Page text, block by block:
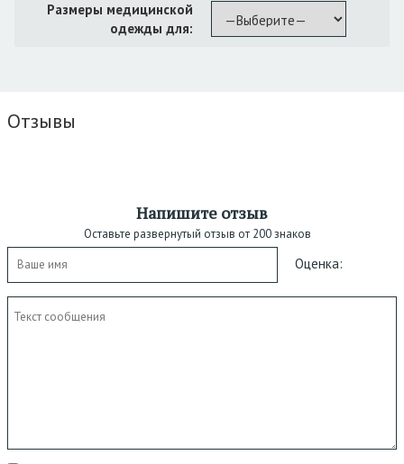
Размеры медицинской
одежды для:
Отзывы
Напишите отзыв
Оставьте развернутый отзыв от 200 знаков
Оценка: